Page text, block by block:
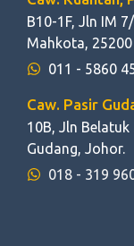
B10-1F, Jln IM
Mahkota,
011 - 5860
Caw. Pasir
10B, Jln
Gudang, Johor.
018 - 319